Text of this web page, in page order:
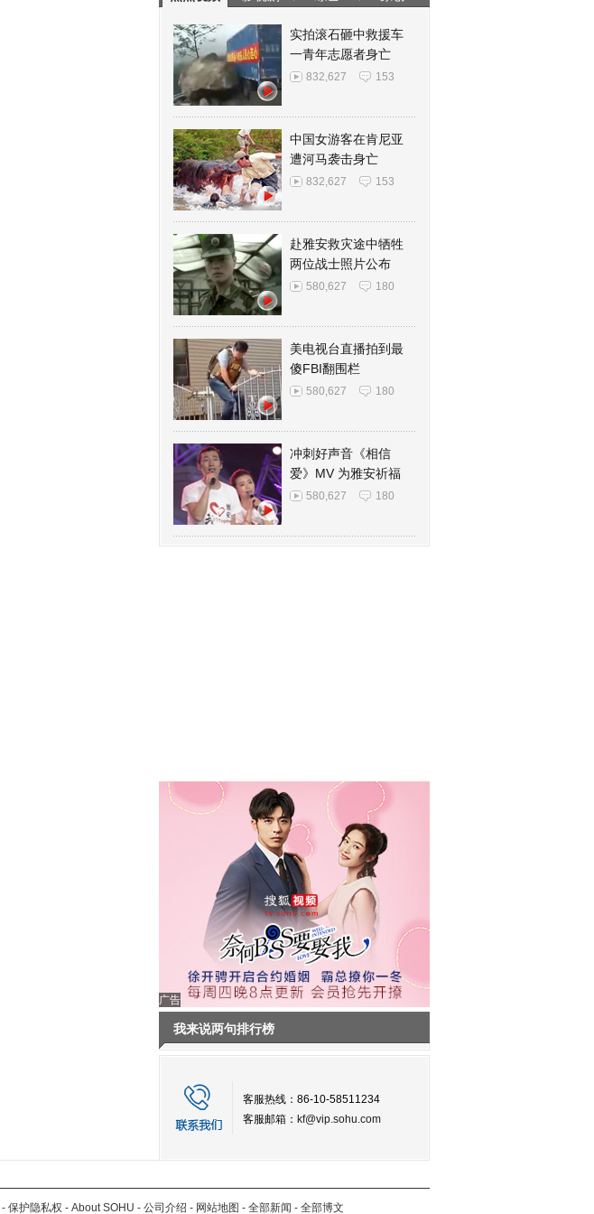
实拍滚石砸中救援车
一青年志愿者身亡
832,627 153
中国女游客在肯尼亚
遭河马袭击身亡
832,627 153
赴雅安救灾途中牺牲
两位战士照片公布
580,627 180
美电视台直播拍到最
傻FBI翻围栏
580,627 180
冲刺好声音《相信
爱》MV 为雅安祈福
580,627 180
广告
我来说两句排行榜
客服热线：86-10-58511234
客服邮箱： kf@vip.sohu.com
- 保护隐私权 - About SOHU - 公司介绍 - 网站地图 - 全部新闻 - 全部博文